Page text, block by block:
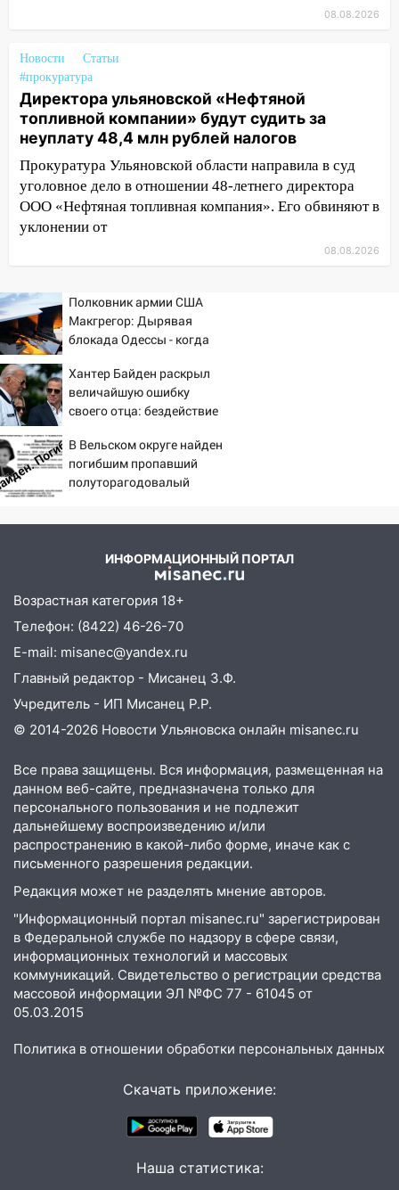
Ураган ударил по Ульяновску:
затопленные улицы и остановившиеся
трамваи
12:17 Ульяновск накрыл крупный град:
после ливня город снова уходит под
воду
12:12 Прокуратура взяла на контроль
ДТП с шестилетним ребёнком на улице
Федерации
Федерации: возбуждено уголовное дело
11:16
В Ульяновске ищут 37-летнего
мужчину, пропавшего ещё 19 июля
10:30
От мотофристайла до прогулки с
хаски: куда сходить в Ульяновской
области 8–9 августа
10:11
Директора ульяновской
«Нефтяной топливной компании» будут
судить за неуплату 48,4 млн рублей
Дети на дорогах: пострадали
велосипедисты, мотоциклисты и
пешеходы. Обзор крупных аварий в
Ульяновской области
08:30
Поджог со свечой, 16 сгоревших
домов и выстрел за водку
07:50
Какая погоды будет днем 8
августа
Ульяновске останется закрытым до
утра 10 августа
05:18 Судьба готовит сюрприз: гороскоп
на 8 августа — кому повезет с
деньгами, а кого ждет неожиданная
встреча
04:47
ракетную опасность: звучат сирены
07.08.2026
20:40 Ульяновские аграрии смогут
купить тракторы с отсрочкой платежа
до декабря
19:34
В следственном управлении
мероприятие, приуроченное к
празднованию Дня сотрудника органов
следствия Российской Федерации
Ульяновцев приглашают
08.08.2026
Новости
Статьи
#прокуратура
Директора ульяновской «Нефтяной
топливной компании» будут судить за
неуплату 48,4 млн рублей налогов
Прокуратура Ульяновской области направила в суд
уголовное дело в отношении 48-летнего директора
ООО «Нефтяная топливная компания». Его обвиняют в
уклонении от
08.08.2026
Полковник армии США
Макгрегор: Дырявая
блокада Одессы - когда
России за это полетят
головы?
Хантер Байден раскрыл
величайшую ошибку
своего отца: бездействие
В Вельском округе найден
погибшим пропавший
полуторагодовалый
ИНФОРМАЦИОННЫЙ ПОРТАЛ
Возрастная категория 18+
Телефон: (8422) 46-26-70
E-mail: misanec@yandex.ru
Главный редактор - Мисанец З.Ф.
Учредитель - ИП Мисанец Р.Р.
© 2014-2026 Новости Ульяновска онлайн misanec.ru
Все права защищены. Вся информация, размещенная на
данном веб-сайте, предназначена только для
персонального пользования и не подлежит
дальнейшему воспроизведению и/или
распространению в какой-либо форме, иначе как с
письменного разрешения редакции.
Редакция может не разделять мнение авторов.
"Информационный портал misanec.ru" зарегистрирован
в Федеральной службе по надзору в сфере связи,
информационных технологий и массовых
коммуникаций. Свидетельство о регистрации средства
массовой информации ЭЛ №ФС 77 - 61045 от
05.03.2015
Политика в отношении обработки персональных данных
Скачать приложение:
Наша статистика: